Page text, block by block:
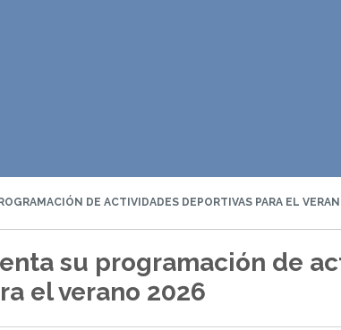
DE ACTIVIDADES DEPORTIVAS PARA EL
su programación de
el verano 2026